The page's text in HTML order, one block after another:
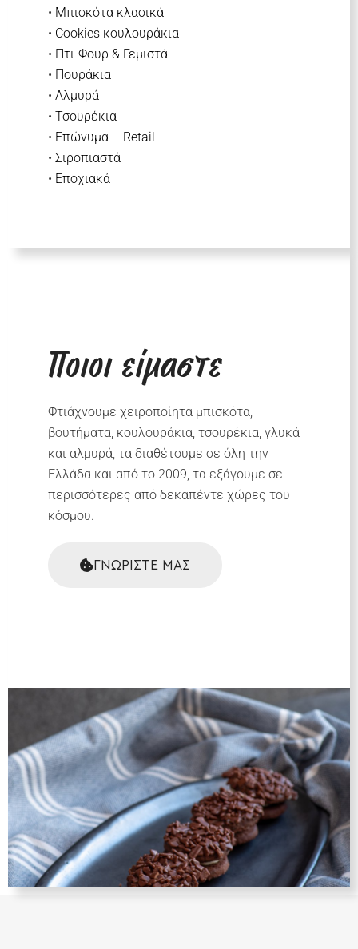
• Μπισκότα κλασικά
• Cookies κουλουράκια
• Πτι-Φουρ & Γεμιστά
• Πουράκια
• Αλμυρά
• Τσουρέκια
• Επώνυμα – Retail
• Σιροπιαστά
• Εποχιακά
Ποιοι είμαστε
Φτιάχνουμε χειροποίητα μπισκότα,
βουτήματα, κουλουράκια, τσουρέκια, γλυκά
και αλμυρά, τα διαθέτουμε σε όλη την
Ελλάδα και από το 2009, τα εξάγουμε σε
περισσότερες από δεκαπέντε χώρες του
κόσμου.
ΓΝΩΡΙΣΤΕ ΜΑΣ